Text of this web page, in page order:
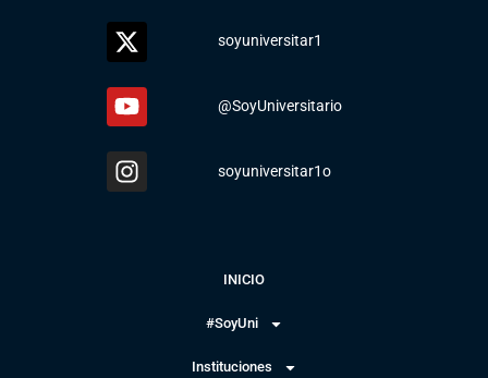
soyuniversitar1
@SoyUniversitario
soyuniversitar1o
INICIO
#SoyUni
Instituciones